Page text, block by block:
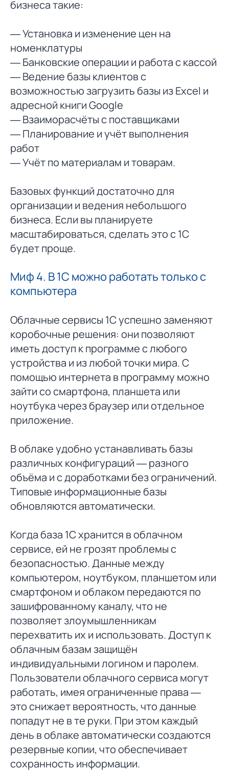
бизнеса такие:
— Установка и изменение цен на
номенклатуры
— Банковские операции и работа с кассой
— Ведение базы клиентов с
возможностью загрузить базы из Excel и
адресной книги Google
— Взаиморасчёты с поставщиками
— Планирование и учёт выполнения
работ
— Учёт по материалам и товарам.
Базовых функций достаточно для
организации и ведения небольшого
бизнеса. Если вы планируете
масштабироваться, сделать это с 1С
будет проще.
Миф 4. В 1С можно работать только с
компьютера
Облачные сервисы 1С успешно заменяют
коробочные решения: они позволяют
иметь доступ к программе с любого
устройства и из любой точки мира. С
помощью интернета в программу можно
зайти со смартфона, планшета или
ноутбука через браузер или отдельное
приложение.
В облаке удобно устанавливать базы
различных конфигураций — разного
объёма и с доработками без ограничений.
Типовые информационные базы
обновляются автоматически.
Когда база 1С хранится в облачном
сервисе, ей не грозят проблемы с
безопасностью. Данные между
компьютером, ноутбуком, планшетом или
смартфоном и облаком передаются по
зашифрованному каналу, что не
позволяет злоумышленникам
перехватить их и использовать. Доступ к
облачным базам защищён
индивидуальными логином и паролем.
Пользователи облачного сервиса могут
работать, имея ограниченные права —
это снижает вероятность, что данные
попадут не в те руки. При этом каждый
день в облаке автоматически создаются
резервные копии, что обеспечивает
сохранность информации.